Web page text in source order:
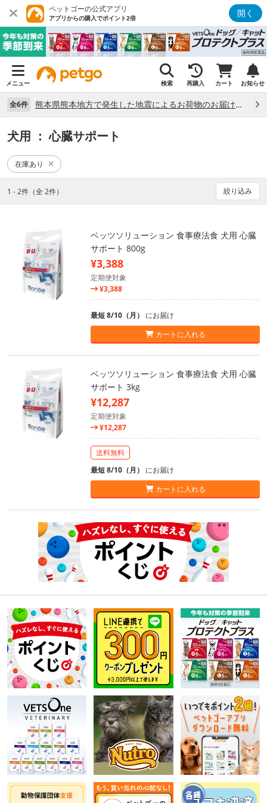
ペットゴーの公式アプリ
アプリからの購入でポイント2倍 開く
メニュー 検索 再購入 カート お知らせ
全6件 熊本県熊本地方で発生した地震によるお荷物のお届け状況について （7/28）
犬用 ： 心臓サポート
在庫あり
1 - 2件（全 2件） 絞り込み
ベッツソリューション 食事療法食 犬用 心臓
サポート 800g
¥3,388
定期便対象
¥3,388
最短 8/10（月） にお届け
カートに入れる
ベッツソリューション 食事療法食 犬用 心臓
サポート 3kg
¥12,287
定期便対象
¥12,287
送料無料
最短 8/10（月） にお届け
カートに入れる